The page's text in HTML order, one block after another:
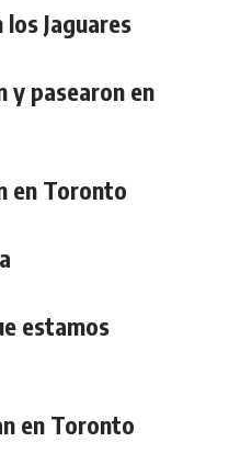
Jaguares
y pasearon en
en Toronto
estamos
en Toronto